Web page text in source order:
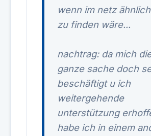
wenn im netz
zu finden wäre...
nachtrag: da mich
ganze sache doch
beschäftigt u ich
weitergehende
unterstützung
habe ich in einem